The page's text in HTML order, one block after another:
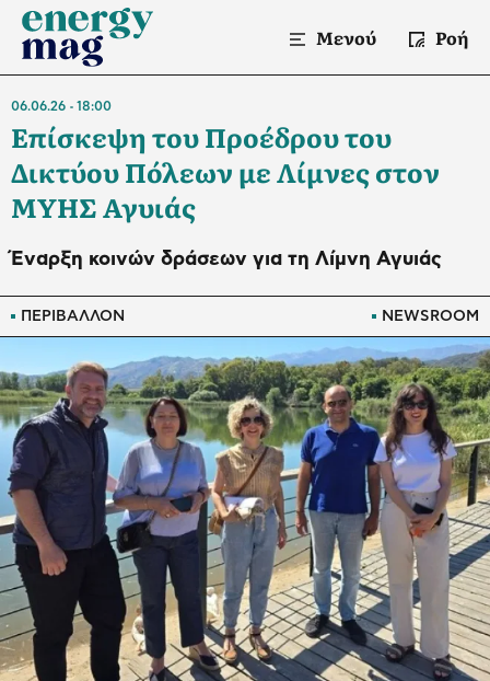
Μενού Ροή
ΠΕΡΙΒΑΛΛΟΝ NEWSROOM
06.06.26 18:00
Επίσκεψη του Προέδρου του
Δικτύου Πόλεων με Λίμνες στον
ΜΥΗΣ Αγυιάς
Έναρξη κοινών δράσεων για τη Λίμνη Αγυιάς